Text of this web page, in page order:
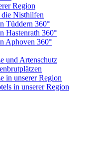
Region
Nisthilfen
Tüddern 360°
Hastenrath 360°
Aphoven 360°
und Artenschutz
in unserer Region
in unserer Region